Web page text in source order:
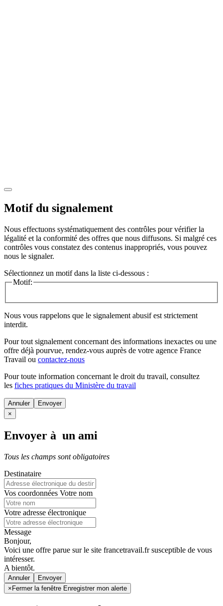
Motif du signalement
Nous effectuons systématiquement des contrôles pour vérifier la
légalité et la conformité des offres que nous diffusons. Si malgré ces
contrôles vous constatez des contenus inappropriés, vous pouvez
nous le signaler.
Sélectionnez un motif dans la liste ci-dessous :
Motif:
Nous vous rappelons que le signalement abusif est strictement
interdit.
Pour tout signalement concernant des informations inexactes ou une
offre déjà pourvue, rendez-vous auprès de votre agence France
Travail ou contactez-nous
Pour toute information concernant le droit du travail, consultez
les fiches pratiques du Ministère du travail
Annuler
×
Envoyer à un ami
Tous les champs sont obligatoires
Destinataire
Vos coordonnées Votre nom
Votre adresse électronique
Message
Bonjour,
Voici une offre parue sur le site francetravail.fr susceptible de vous
intéresser.
A bientôt.
Annuler
× Fermer la fenêtre Enregistrer mon alerte